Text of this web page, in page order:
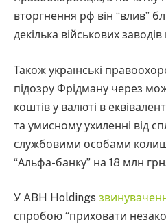
вторгнення рф він “влив”
декілька військових
Також українські
підозру Фрідману через
коштів у валюті в
та умисному ухиленні від
службовими особами
“Альфа-банку” на 18 млн
У ABH Holdings
спробою “приховати